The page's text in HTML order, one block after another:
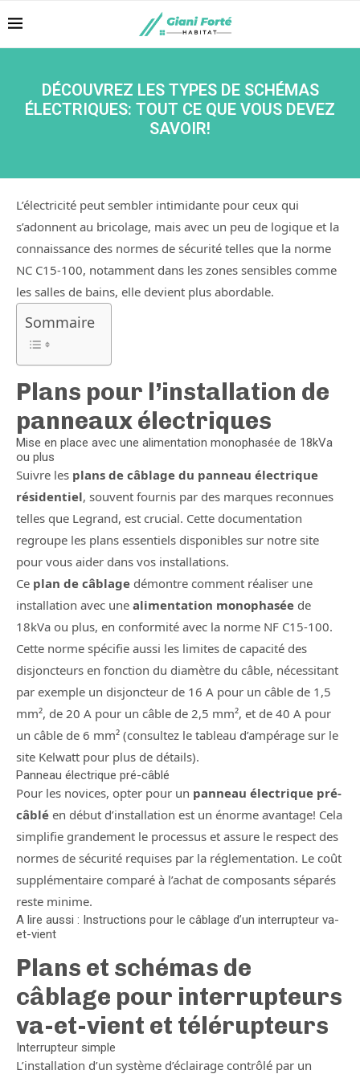
DÉCOUVREZ LES TYPES DE SCHÉMAS
ÉLECTRIQUES: TOUT CE QUE VOUS DEVEZ
SAVOIR!
L’électricité peut sembler intimidante pour ceux qui
s’adonnent au bricolage, mais avec un peu de logique et la
connaissance des normes de sécurité telles que la norme
NC C15-100, notamment dans les zones sensibles comme
les salles de bains, elle devient plus abordable.
Sommaire
Plans pour l’installation de
panneaux électriques
Mise en place avec une alimentation monophasée de 18kVa
ou plus
Suivre les plans de câblage du panneau électrique
résidentiel, souvent fournis par des marques reconnues
telles que Legrand, est crucial. Cette documentation
regroupe les plans essentiels disponibles sur notre site
pour vous aider dans vos installations.
Ce plan de câblage démontre comment réaliser une
installation avec une alimentation monophasée de
18kVa ou plus, en conformité avec la norme NF C15-100.
Cette norme spécifie aussi les limites de capacité des
disjoncteurs en fonction du diamètre du câble, nécessitant
par exemple un disjoncteur de 16 A pour un câble de 1,5
mm², de 20 A pour un câble de 2,5 mm², et de 40 A pour
un câble de 6 mm² (consultez le tableau d’ampérage sur le
site Kelwatt pour plus de détails).
Panneau électrique pré-câblé
Pour les novices, opter pour un panneau électrique pré-
câblé en début d’installation est un énorme avantage! Cela
simplifie grandement le processus et assure le respect des
normes de sécurité requises par la réglementation. Le coût
supplémentaire comparé à l’achat de composants séparés
reste minime.
A lire aussi : Instructions pour le câblage d’un interrupteur va-
et-vient
Plans et schémas de
câblage pour interrupteurs
va-et-vient et télérupteurs
Interrupteur simple
L’installation d’un système d’éclairage contrôlé par un